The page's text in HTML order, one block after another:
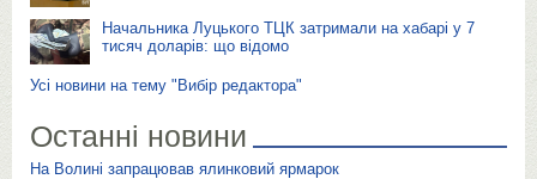
Начальника Луцького ТЦК затримали на хабарі у 7
тисяч доларів: що відомо
Усі новини на тему "Вибір редактора"
Останні новини
На Волині запрацював ялинковий ярмарок